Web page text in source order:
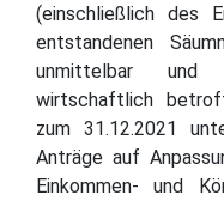
(einschließlich des
entstandenen
unmittelbar und
wirtschaftlich
zum 31.12.2021
Anträge auf
Einkommen- und